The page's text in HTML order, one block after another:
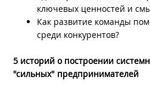
ключевых ценностей и
Как развитие команды
среди конкурентов?
5 историй о построении
"сильных" предпринимателей